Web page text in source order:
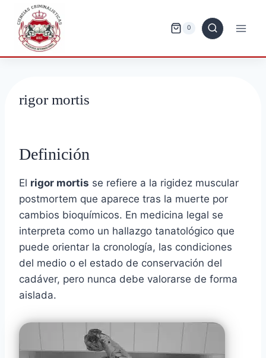
Saltar
contenido
0
rigor mortis
Definición
El rigor mortis se refiere a la rigidez muscular
postmortem que aparece tras la muerte por
cambios bioquímicos. En medicina legal se
interpreta como un hallazgo tanatológico que
puede orientar la cronología, las condiciones
del medio o el estado de conservación del
cadáver, pero nunca debe valorarse de forma
aislada.